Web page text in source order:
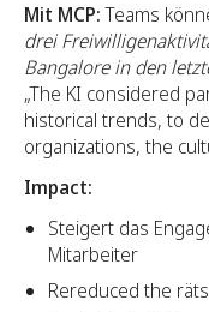
Mit MCP:Teams
drei
Bangalore in den
„The KI considered
historical trends, to
organizations, the
Impact:
Steigert das
Mitarbeiter
Rereduced the